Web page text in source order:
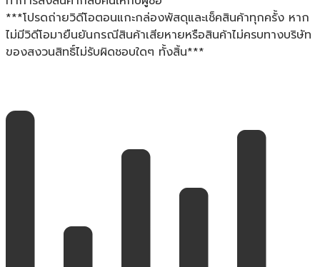
***โปรดถ่ายวิดีโอตอนแกะกล่องพัสดุและเช็คสินค้าทุกครั้ง หาก
ไม่มีวิดีโอมายืนยันกรณีสินค้าเสียหายหรือสินค้าไม่ครบทางบริษัท
ของสงวนสิทธิ์ไม่รับผิดชอบใดๆ ทั้งสิ้น***